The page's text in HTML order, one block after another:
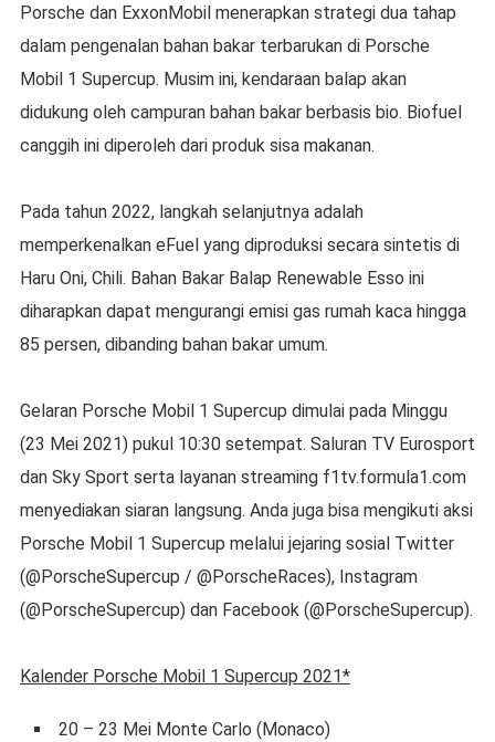
Porsche dan ExxonMobil menerapkan strategi dua tahap
dalam pengenalan bahan bakar terbarukan di Porsche
Mobil 1 Supercup. Musim ini, kendaraan balap akan
didukung oleh campuran bahan bakar berbasis bio. Biofuel
canggih ini diperoleh dari produk sisa makanan.
Pada tahun 2022, langkah selanjutnya adalah
memperkenalkan eFuel yang diproduksi secara sintetis di
Haru Oni, Chili. Bahan Bakar Balap Renewable Esso ini
diharapkan dapat mengurangi emisi gas rumah kaca hingga
85 persen, dibanding bahan bakar umum.
Gelaran Porsche Mobil 1 Supercup dimulai pada Minggu
(23 Mei 2021) pukul 10:30 setempat. Saluran TV Eurosport
dan Sky Sport serta layanan streaming f1tv.formula1.com
menyediakan siaran langsung. Anda juga bisa mengikuti aksi
Porsche Mobil 1 Supercup melalui jejaring sosial Twitter
(@PorscheSupercup / @PorscheRaces), Instagram
(@PorscheSupercup) dan Facebook (@PorscheSupercup).
Kalender Porsche Mobil 1 Supercup 2021*
20 – 23 Mei Monte Carlo (Monaco)